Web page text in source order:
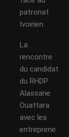
patronat
Ivoirien
La
rencontre
du candidat
du RHDP
Alassane
Ouattara
avec les
entreprene